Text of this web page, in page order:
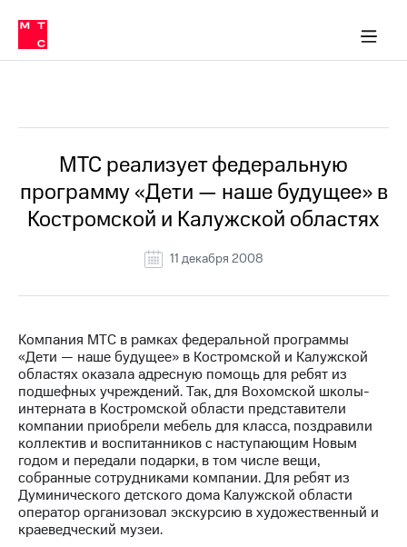
Медиа-центр
и акционерам
Устойчивое развитие
Комплаенс и деловая этика
компании
Карьера
История
компании
Руководство
информация
Контакты
Медиа-центр
Пресс-
релизы
МТС
о технологиях
Достижения
Интервью
в МТС
Пресс-
релизы
МТС
о технологиях
МТС реализует федеральную
программу «Дети — наше будущее» в
Костромской и Калужской областях
11 декабря 2008
Компания МТС в рамках федеральной программы
«Дети — наше будущее» в Костромской и Калужской
областях оказала адресную помощь для ребят из
подшефных учреждений. Так, для Вохомской школы-
интерната в Костромской области представители
компании приобрели мебель для класса, поздравили
коллектив и воспитанников с наступающим Новым
годом и передали подарки, в том числе вещи,
собранные сотрудниками компании. Для ребят из
Думинического детского дома Калужской области
оператор организовал экскурсию в художественный и
краеведческий музеи.